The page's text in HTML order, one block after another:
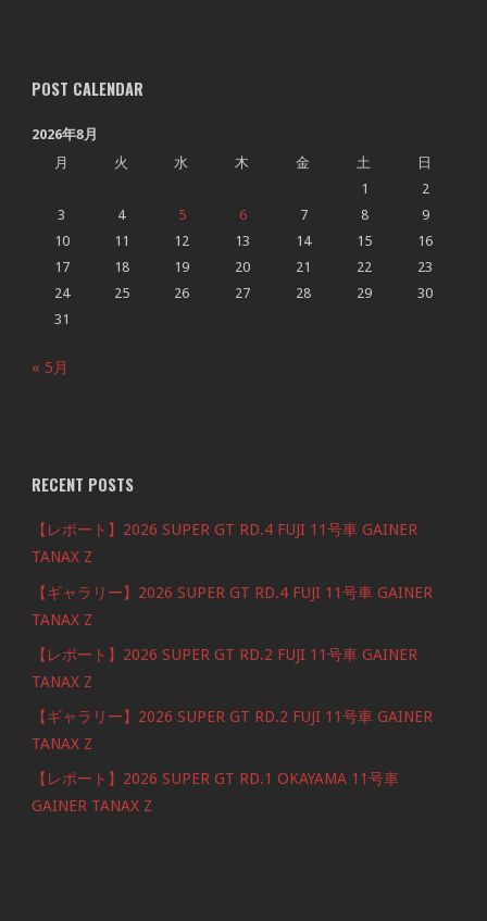
POST CALENDAR
2026年8月
月
火 水 木 金 土
日
1
2
3
4 5 6 7 8
9
10
11 12 13 14 15
16
17
18 19 20 21 22
23
24
25 26 27 28 29
30
31
« 5月
RECENT POSTS
【レポート】2026 SUPER GT RD.4 FUJI 11号車 GAINER
TANAX Z
【ギャラリー】2026 SUPER GT RD.4 FUJI 11号車 GAINER
TANAX Z
【レポート】2026 SUPER GT RD.2 FUJI 11号車 GAINER
TANAX Z
【ギャラリー】2026 SUPER GT RD.2 FUJI 11号車 GAINER
TANAX Z
【レポート】2026 SUPER GT RD.1 OKAYAMA 11号車
GAINER TANAX Z